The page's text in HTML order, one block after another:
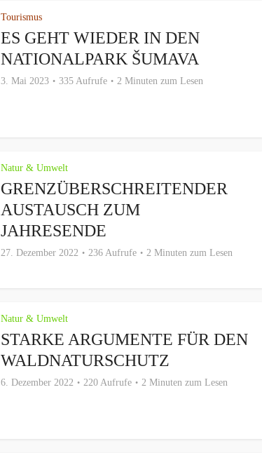
Tourismus
ES GEHT WIEDER IN DEN
NATIONALPARK ŠUMAVA
3. Mai 2023 335 Aufrufe 2 Minuten zum Lesen
Natur & Umwelt
GRENZÜBERSCHREITENDER
AUSTAUSCH ZUM
JAHRESENDE
27. Dezember 2022 236 Aufrufe 2 Minuten zum Lesen
Natur & Umwelt
STARKE ARGUMENTE FÜR DEN
WALDNATURSCHUTZ
6. Dezember 2022 220 Aufrufe 2 Minuten zum Lesen